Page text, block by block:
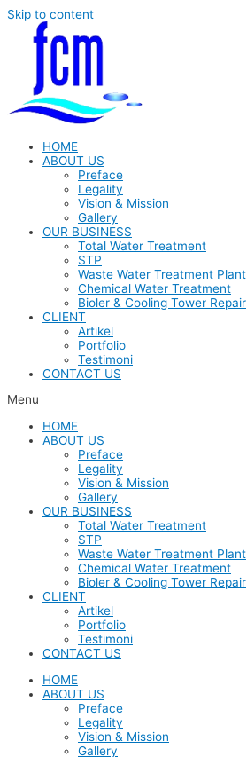
Skip to content
HOME
ABOUT US
Preface
Legality
Vision & Mission
Gallery
OUR BUSINESS
Total Water Treatment
STP
Waste Water Treatment Plant
Chemical Water Treatment
Bioler & Cooling Tower Repair
CLIENT
Artikel
Portfolio
Testimoni
CONTACT US
Menu
HOME
ABOUT US
Preface
Legality
Vision & Mission
Gallery
OUR BUSINESS
Total Water Treatment
STP
Waste Water Treatment Plant
Chemical Water Treatment
Bioler & Cooling Tower Repair
CLIENT
Artikel
Portfolio
Testimoni
CONTACT US
HOME
ABOUT US
Preface
Legality
Vision & Mission
Gallery